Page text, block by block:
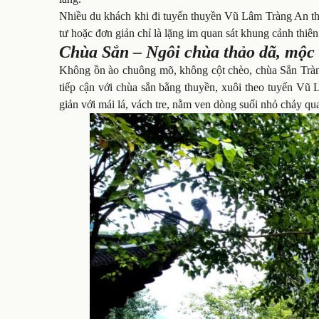
Nhiều du khách khi đi tuyến thuyền Vũ Lâm Tràng An
tư hoặc đơn giản chỉ là lặng im quan sát khung cảnh
Chùa Sắn – Ngôi chùa thảo dã,
Không ồn ào chuông mõ, không cột chèo, chùa Sắn
tiếp cận với chùa sắn bằng thuyền, xuôi theo tuyến
giản với mái lá, vách tre, nằm ven dòng suối nhỏ chảy